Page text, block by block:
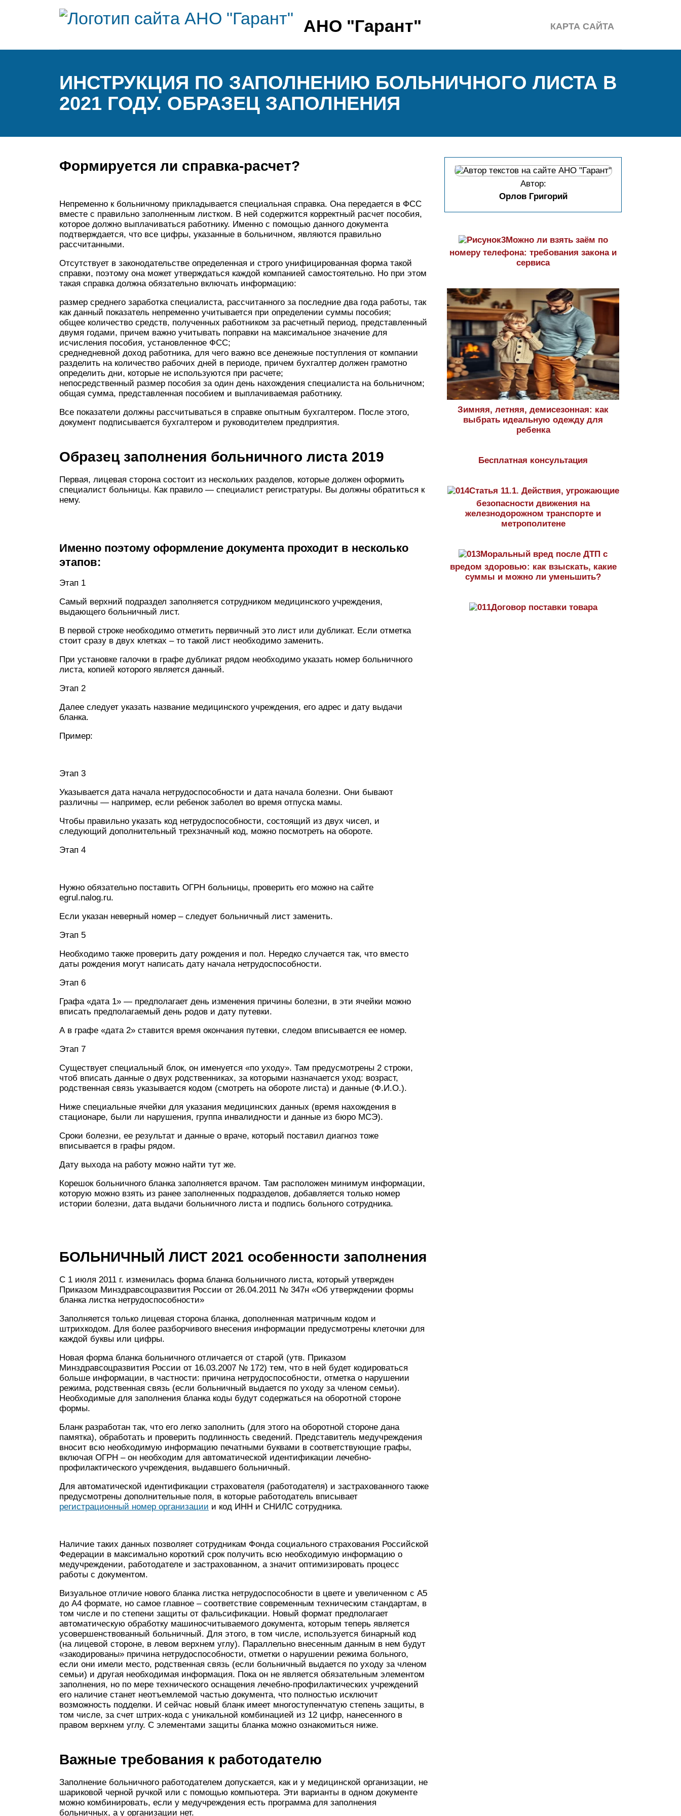
АНО "Гарант" КАРТА САЙТА
ИНСТРУКЦИЯ ПО ЗАПОЛНЕНИЮ БОЛЬНИЧНОГО ЛИСТА В
2021 ГОДУ. ОБРАЗЕЦ ЗАПОЛНЕНИЯ
Формируется ли справка-расчет?
Непременно к больничному прикладывается специальная справка. Она передается в ФСС
вместе с правильно заполненным листком. В ней содержится корректный расчет пособия,
которое должно выплачиваться работнику. Именно с помощью данного документа
подтверждается, что все цифры, указанные в больничном, являются правильно
рассчитанными.
Отсутствует в законодательстве определенная и строго унифицированная форма такой
справки, поэтому она может утверждаться каждой компанией самостоятельно. Но при этом
такая справка должна обязательно включать информацию:
размер среднего заработка специалиста, рассчитанного за последние два года работы, так
как данный показатель непременно учитывается при определении суммы пособия;
общее количество средств, полученных работником за расчетный период, представленный
двумя годами, причем важно учитывать поправки на максимальное значение для
исчисления пособия, установленное ФСС;
среднедневной доход работника, для чего важно все денежные поступления от компании
разделить на количество рабочих дней в периоде, причем бухгалтер должен грамотно
определить дни, которые не используются при расчете;
непосредственный размер пособия за один день нахождения специалиста на больничном;
общая сумма, представленная пособием и выплачиваемая работнику.
Все показатели должны рассчитываться в справке опытным бухгалтером. После этого,
документ подписывается бухгалтером и руководителем предприятия.
Образец заполнения больничного листа 2019
Первая, лицевая сторона состоит из нескольких разделов, которые должен оформить
специалист больницы. Как правило — специалист регистратуры. Вы должны обратиться к
нему.
Именно поэтому оформление документа проходит в несколько
этапов:
Этап 1
Самый верхний подраздел заполняется сотрудником медицинского учреждения,
выдающего больничный лист.
В первой строке необходимо отметить первичный это лист или дубликат. Если отметка
стоит сразу в двух клетках – то такой лист необходимо заменить.
При установке галочки в графе дубликат рядом необходимо указать номер больничного
листа, копией которого является данный.
Этап 2
Далее следует указать название медицинского учреждения, его адрес и дату выдачи
бланка.
Пример:
Этап 3
Указывается дата начала нетрудоспособности и дата начала болезни. Они бывают
различны — например, если ребенок заболел во время отпуска мамы.
Чтобы правильно указать код нетрудоспособности, состоящий из двух чисел, и
следующий дополнительный трехзначный код, можно посмотреть на обороте.
Этап 4
Нужно обязательно поставить ОГРН больницы, проверить его можно на сайте
egrul.nalog.ru.
Если указан неверный номер – следует больничный лист заменить.
Этап 5
Необходимо также проверить дату рождения и пол. Нередко случается так, что вместо
даты рождения могут написать дату начала нетрудоспособности.
Этап 6
Графа «дата 1» — предполагает день изменения причины болезни, в эти ячейки можно
вписать предполагаемый день родов и дату путевки.
А в графе «дата 2» ставится время окончания путевки, следом вписывается ее номер.
Этап 7
Существует специальный блок, он именуется «по уходу». Там предусмотрены 2 строки,
чтоб вписать данные о двух родственниках, за которыми назначается уход: возраст,
родственная связь указывается кодом (смотреть на обороте листа) и данные (Ф.И.О.).
Ниже специальные ячейки для указания медицинских данных (время нахождения в
стационаре, были ли нарушения, группа инвалидности и данные из бюро МСЭ).
Сроки болезни, ее результат и данные о враче, который поставил диагноз тоже
вписывается в графы рядом.
Дату выхода на работу можно найти тут же.
Корешок больничного бланка заполняется врачом. Там расположен минимум информации,
которую можно взять из ранее заполненных подразделов, добавляется только номер
истории болезни, дата выдачи больничного листа и подпись больного сотрудника.
БОЛЬНИЧНЫЙ ЛИСТ 2021 особенности заполнения
С 1 июля 2011 г. изменилась форма бланка больничного листа, который утвержден
Приказом Минздравсоцразвития России от 26.04.2011 № 347н «Об утверждении формы
бланка листка нетрудоспособности»
Заполняется только лицевая сторона бланка, дополненная матричным кодом и
штрихкодом. Для более разборчивого внесения информации предусмотрены клеточки для
каждой буквы или цифры.
Новая форма бланка больничного отличается от старой (утв. Приказом
Минздравсоцразвития России от 16.03.2007 № 172) тем, что в ней будет кодироваться
больше информации, в частности: причина нетрудоспособности, отметка о нарушении
режима, родственная связь (если больничный выдается по уходу за членом семьи).
Необходимые для заполнения бланка коды будут содержаться на оборотной стороне
формы.
Бланк разработан так, что его легко заполнить (для этого на оборотной стороне дана
памятка), обработать и проверить подлинность сведений. Представитель медучреждения
вносит всю необходимую информацию печатными буквами в соответствующие графы,
включая ОГРН – он необходим для автоматической идентификации лечебно-
профилактического учреждения, выдавшего больничный.
Для автоматической идентификации страхователя (работодателя) и застрахованного также
предусмотрены дополнительные поля, в которые работодатель вписывает
регистрационный номер организации и код ИНН и СНИЛС сотрудника.
Наличие таких данных позволяет сотрудникам Фонда социального страхования Российской
Федерации в максимально короткий срок получить всю необходимую информацию о
медучреждении, работодателе и застрахованном, а значит оптимизировать процесс
работы с документом.
Визуальное отличие нового бланка листка нетрудоспособности в цвете и увеличенном с А5
до А4 формате, но самое главное – соответствие современным техническим стандартам, в
том числе и по степени защиты от фальсификации. Новый формат предполагает
автоматическую обработку машиносчитываемого документа, которым теперь является
усовершенствованный больничный. Для этого, в том числе, используется бинарный код
(на лицевой стороне, в левом верхнем углу). Параллельно внесенным данным в нем будут
«закодированы» причина нетрудоспособности, отметки о нарушении режима больного,
если они имели место, родственная связь (если больничный выдается по уходу за членом
семьи) и другая необходимая информация. Пока он не является обязательным элементом
заполнения, но по мере технического оснащения лечебно-профилактических учреждений
его наличие станет неотъемлемой частью документа, что полностью исключит
возможность подделки. И сейчас новый бланк имеет многоступенчатую степень защиты, в
том числе, за счет штрих-кода с уникальной комбинацией из 12 цифр, нанесенного в
правом верхнем углу. С элементами защиты бланка можно ознакомиться ниже.
Важные требования к работодателю
Заполнение больничного работодателем допускается, как и у медицинской организации, не
шариковой черной ручкой или с помощью компьютера. Эти варианты в одном документе
можно комбинировать, если у медучреждения есть программа для заполнения
больничных, а у организации нет.
Автор:
Орлов Григорий
Можно ли взять заём по
номеру телефона: требования закона и
сервиса
Зимняя, летняя, демисезонная: как
выбрать идеальную одежду для
ребенка
Бесплатная консультация
Статья 11.1. Действия, угрожающие
безопасности движения на
железнодорожном транспорте и
метрополитене
Моральный вред после ДТП с
вредом здоровью: как взыскать, какие
суммы и можно ли уменьшить?
Договор поставки товара